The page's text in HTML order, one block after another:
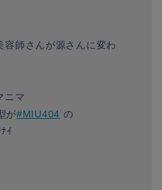
師さんが源さんに変わ
ニマ
が#MIU404 の
ｲ